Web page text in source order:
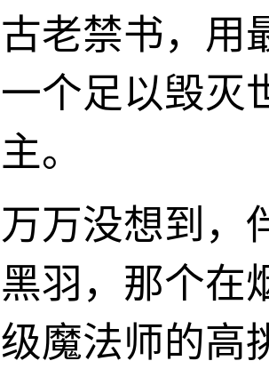
老禁书，用
个足以毁灭
。
万没想到，
羽，那个在
魔法师的高